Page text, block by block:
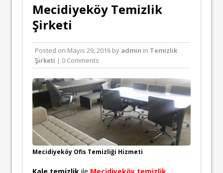
Mecidiyeköy Temizlik
Şirketi
Posted on Mayıs 29, 2016 by admin in Temizlik
Şirketi | 0 Comments
Mecidiyeköy Ofis Temizliği Hizmeti